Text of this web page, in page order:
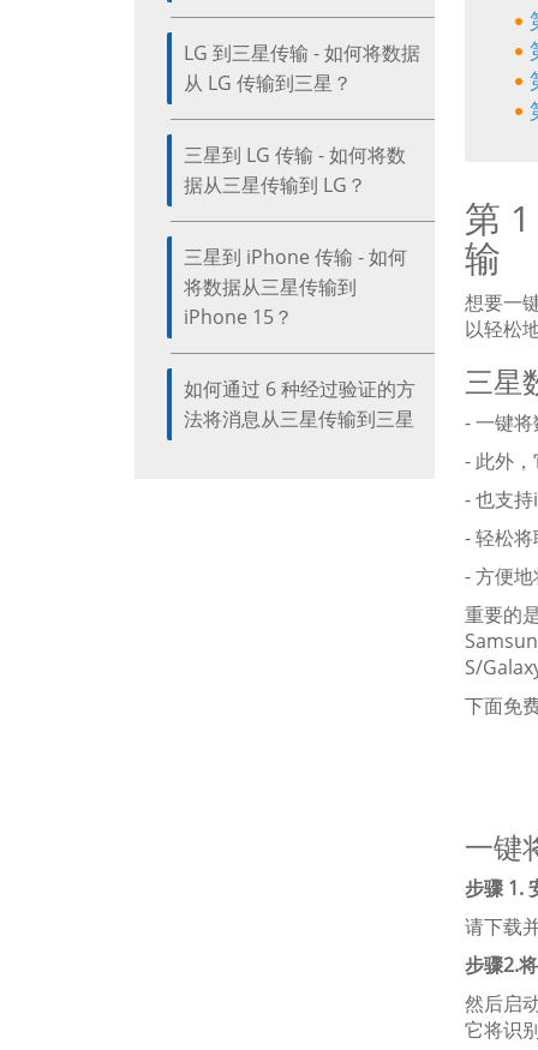
LG 到三星传输 - 如何将数据
从 LG 传输到三星？
三星到 LG 传输 - 如何将数
据从三星传输到 LG？
三星到 iPhone 传输 - 如何
将数据从三星传输到
iPhone 15？
如何通过 6 种经过验证的方
法将消息从三星传输到三星
第
输
想要一
以轻松
三星
- 一键
- 此外
- 也支
- 轻松
- 方便
重要的
S/
下面免
一键
步骤 1.
请下载
步骤2.
然后启
它将识